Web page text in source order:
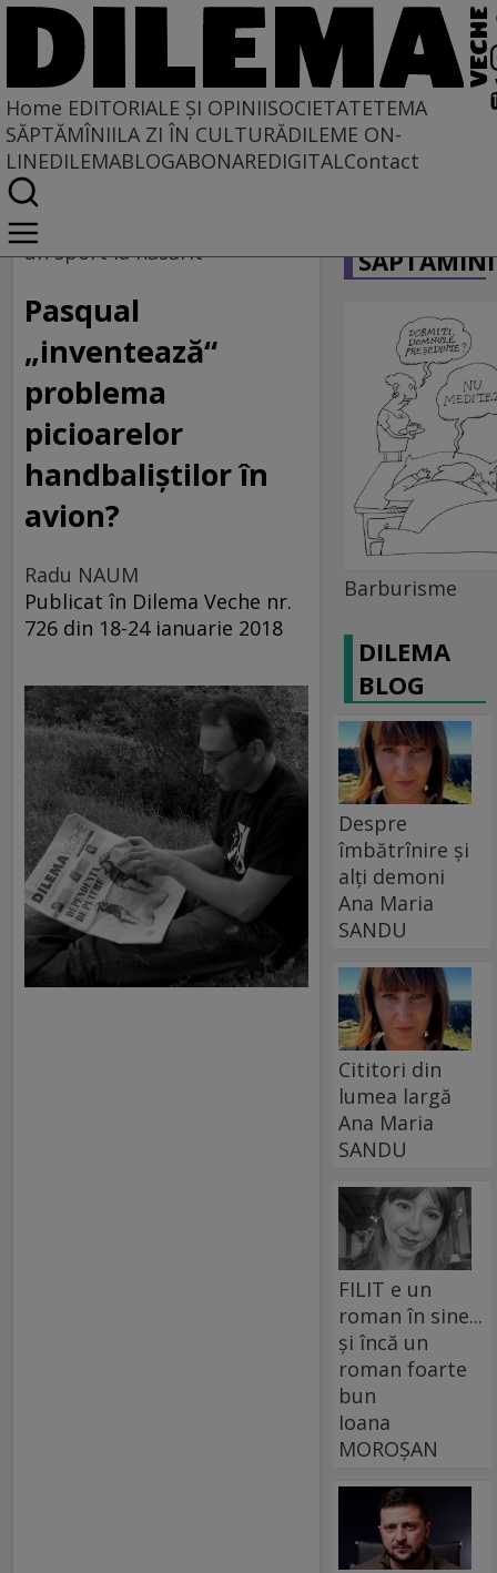
Home EDITORIALE ȘI OPINIISOCIETATETEMA
SĂPTĂMÎNIILA ZI ÎN CULTURĂDILEME ON-
LINEDILEMABLOGABONAREDIGITALContact
Home
EDITORIALE ȘI OPINII
TÎLC SHOW
un sport la Răsărit
Pasqual
„inventează“
problema
picioarelor
handbaliștilor în
avion?
Radu NAUM
Publicat în Dilema Veche nr.
726 din 18-24 ianuarie 2018
Barburisme
DILEMA
BLOG
Despre
îmbătrînire și
alți demoni
Ana Maria
SANDU
Cititori din
lumea largă
Ana Maria
SANDU
FILIT e un
roman în sine...
și încă un
roman foarte
bun
Ioana
MOROȘAN